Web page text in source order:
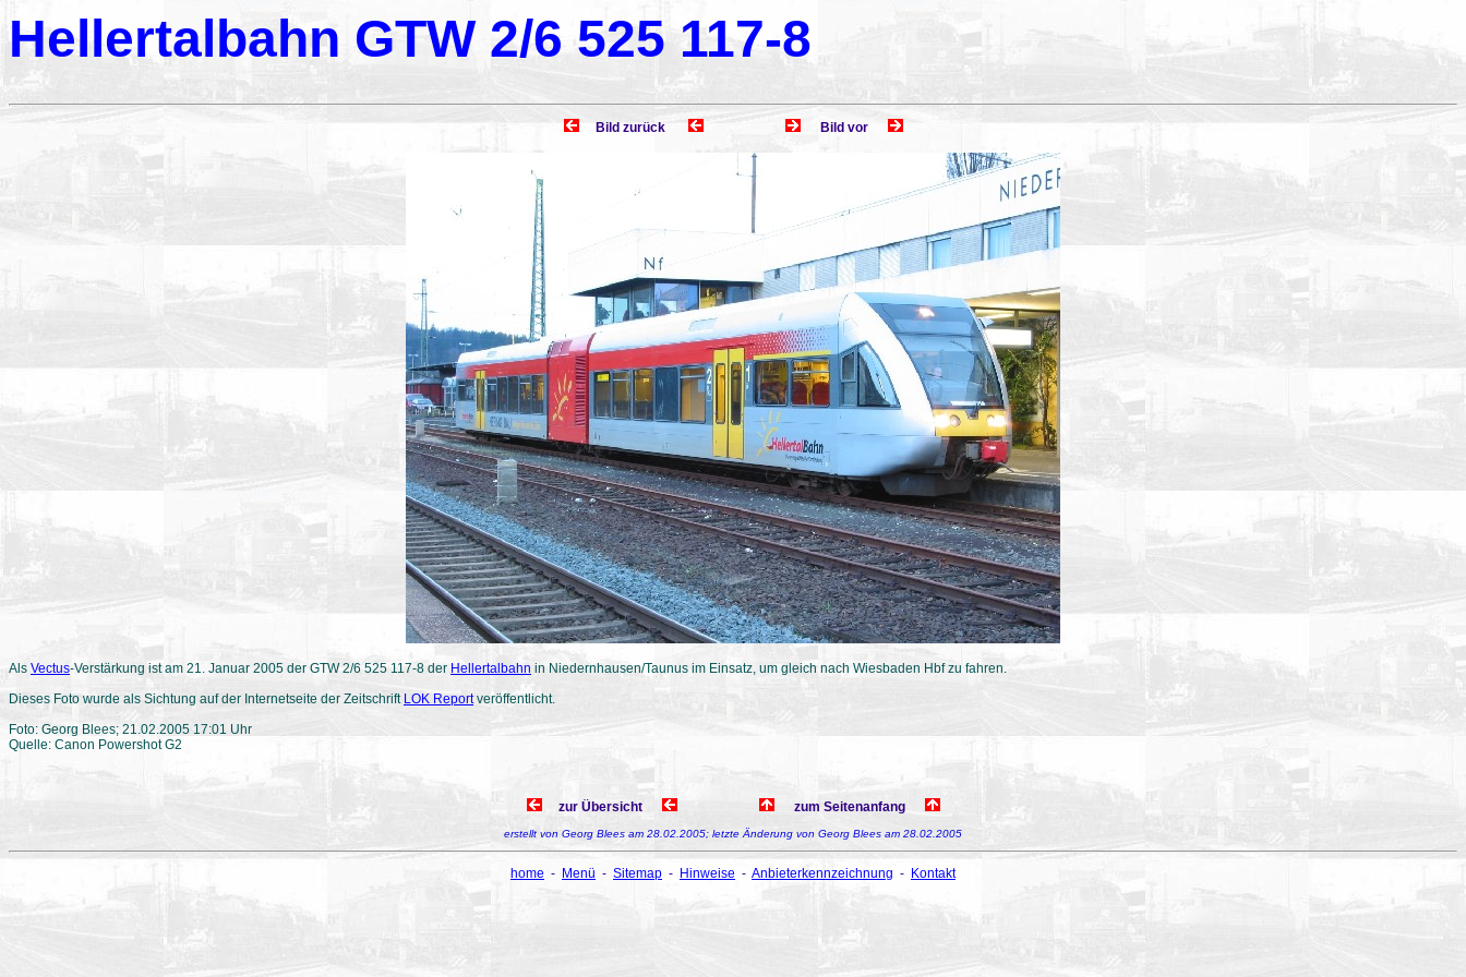
Hellertalbahn GTW 2/6 525 117-8
Bild zurück Bild vor
Als Vectus-Verstärkung ist am 21. Januar 2005 der GTW 2/6 525 117-8 der Hellertalbahn in Niedernhausen/Taunus im Einsatz, um gleich nach Wiesbaden Hbf zu fahren.
Dieses Foto wurde als Sichtung auf der Internetseite der Zeitschrift LOK Reportveröffentlicht.
Foto: Georg Blees; 21.02.2005 17:01 Uhr
Quelle: Canon Powershot G2
zur Übersicht zum Seitenanfang
erstellt von Georg Blees am 28.02.2005; letzte Änderung von Georg Blees am 28.02.2005
home - Menü - Sitemap - Hinweise - Anbieterkennzeichnung - Kontakt